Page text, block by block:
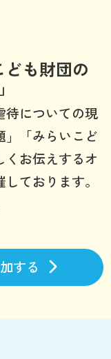
ども財団の
待についての現
」「みらいこど
くお伝えするオ
ております。
する